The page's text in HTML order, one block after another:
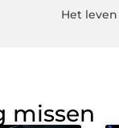
Het
missen